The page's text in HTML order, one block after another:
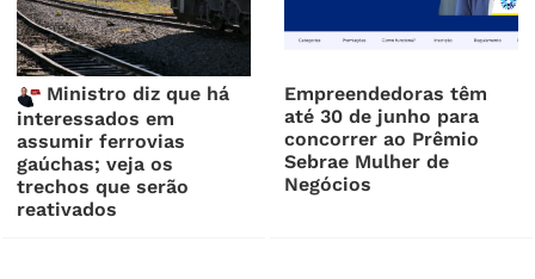
Ministro diz que há
interessados em
assumir ferrovias
gaúchas; veja os
trechos que serão
reativados
Empreendedoras têm
até 30 de junho para
concorrer ao Prêmio
Sebrae Mulher de
Negócios